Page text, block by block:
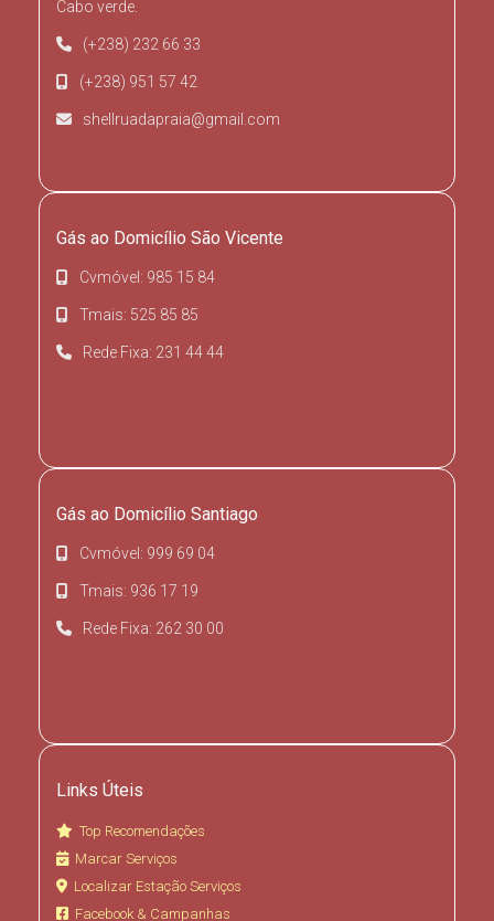
Cabo verde.
(+238) 232 66 33
(+238) 951 57 42
shellruadapraia@gmail.com
Gás ao Domicílio São Vicente
Cvmóvel: 985 15 84
Tmais: 525 85 85
Rede Fixa: 231 44 44
Gás ao Domicílio Santiago
Cvmóvel: 999 69 04
Tmais: 936 17 19
Rede Fixa: 262 30 00
Links Úteis
Top Recomendações
Marcar Serviços
Localizar Estação Serviços
Facebook & Campanhas